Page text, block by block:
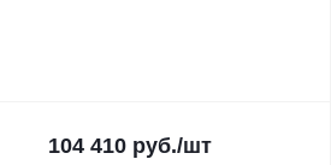
104 410 руб./шт